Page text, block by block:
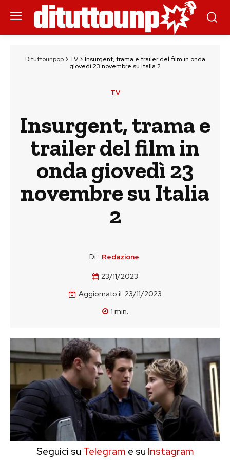
Dituttounpop> TV> Insurgent, trama e trailer del film in onda
giovedì 23 novembre su Italia 2
TV
Insurgent, trama e
trailer del film in
onda giovedì 23
novembre su Italia
2
Di: Redazione
23/11/2023
Aggiornato il: 23/11/2023
1 min.
Seguici su Telegram e su Instagram